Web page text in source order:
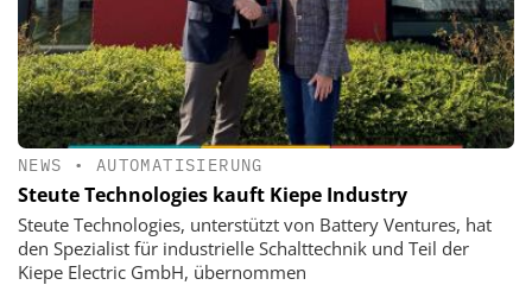
NEWS • AUTOMATISIERUNG
Steute Technologies kauft Kiepe Industry
Steute Technologies, unterstützt von Battery Ventures, hat
den Spezialist für industrielle Schalttechnik und Teil der
Kiepe Electric GmbH, übernommen